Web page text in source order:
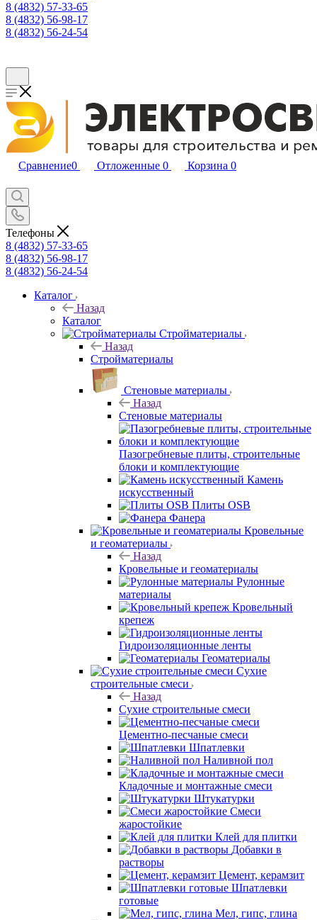
8 (4832) 57-33-65
8 (4832) 56-98-17
8 (4832) 56-24-54
Сравнение0 Отложенные 0 Корзина 0
Телефоны
8 (4832) 57-33-65
8 (4832) 56-98-17
8 (4832) 56-24-54
Каталог
Назад
Каталог
Стройматериалы
Назад
Стройматериалы
Стеновые материалы
Назад
Стеновые материалы
Пазогребневые плиты, строительные
блоки и комплектующие
Камень
искусственный
Плиты OSB
Фанера
Кровельные
и геоматериалы
Назад
Кровельные и геоматериалы
Рулонные
материалы
Кровельный
крепеж
Гидроизоляционные ленты
Геоматериалы
Сухие
строительные смеси
Назад
Сухие строительные смеси
Цементно-песчаные смеси
Шпатлевки
Наливной пол
Кладочные и монтажные смеси
Штукатурки
Смеси
жаростойкие
Клей для плитки
Добавки в
растворы
Цемент, керамзит
Шпатлевки
готовые
Мел, гипс, глина